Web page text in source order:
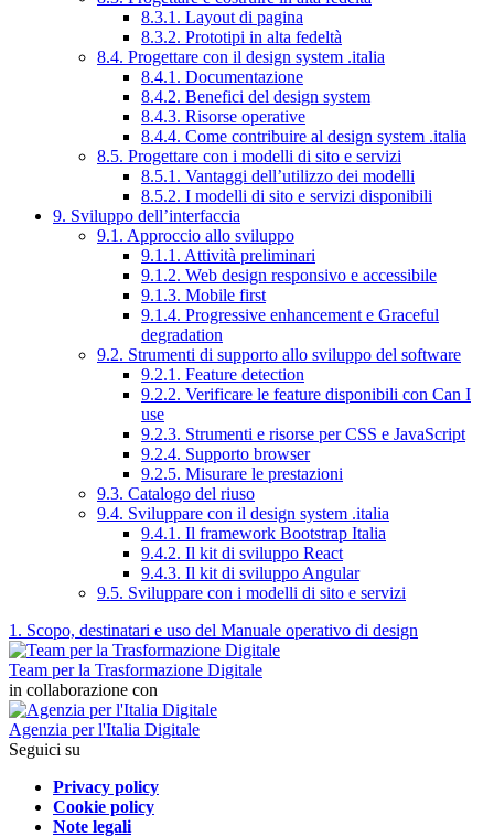
8.3.1. Layout di pagina
8.3.2. Prototipi in alta fedeltà
8.4. Progettare con il design system .italia
8.4.1. Documentazione
8.4.2. Benefici del design system
8.4.3. Risorse operative
8.4.4. Come contribuire al design system .italia
8.5. Progettare con i modelli di sito e servizi
8.5.1. Vantaggi dell’utilizzo dei modelli
8.5.2. I modelli di sito e servizi disponibili
9. Sviluppo dell’interfaccia
9.1. Approccio allo sviluppo
9.1.1. Attività preliminari
9.1.2. Web design responsivo e accessibile
9.1.3. Mobile first
9.1.4. Progressive enhancement e Graceful
degradation
9.2. Strumenti di supporto allo sviluppo del software
9.2.1. Feature detection
9.2.2. Verificare le feature disponibili con Can I
use
9.2.3. Strumenti e risorse per CSS e JavaScript
9.2.4. Supporto browser
9.2.5. Misurare le prestazioni
9.3. Catalogo del riuso
9.4. Sviluppare con il design system .italia
9.4.1. Il framework Bootstrap Italia
9.4.2. Il kit di sviluppo React
9.4.3. Il kit di sviluppo Angular
9.5. Sviluppare con i modelli di sito e servizi
1. Scopo, destinatari e uso del Manuale operativo di design
Team per la Trasformazione Digitale
in collaborazione con
Agenzia per l'Italia Digitale
Seguici su
Privacy policy
Cookie policy
Note legali